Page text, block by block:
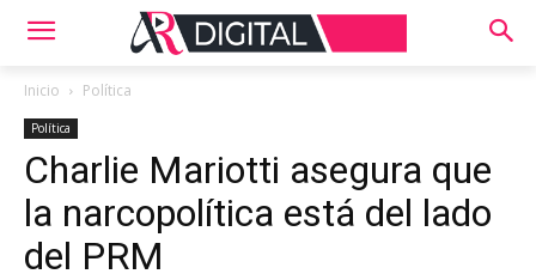
Inicio Política
Política
Charlie Mariotti asegura que
la narcopolítica está del lado
del PRM